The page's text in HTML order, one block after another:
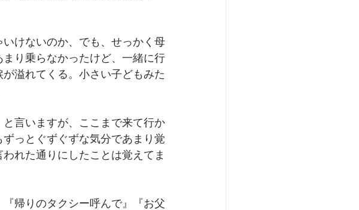
けないのか、でも、せっかく母
り乗らなかったけど、一緒に行
溢れてくる。小さい子どもみた
言いますが、ここまで来て行か
っとぐずぐずな気分であまり覚
れた通りにしたことは覚えてま
帰りのタクシー呼んで』『お父